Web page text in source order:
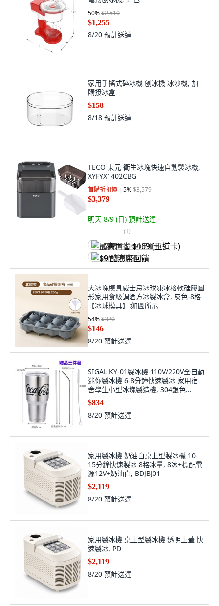
50%$2,510
$1,255
8/20 預計送達
家用手搖式碎冰機 刨冰機 冰沙機, 加
購接冰盒
$158
8/18 預計送達
TECO 東元 衛生冰塊快速自動製冰機,
XYFYX1402CBG
首購折扣價 5%$3,579
$3,379
明天 8/9 (日) 預計送達
(1)
最高再省 $169 (王道卡)
$9 酷澎幣回饋
大冰塊模具威士忌冰球凍冰格軟硅膠圓
形家用食級調酒方冰製冰盒, 灰色-8格
【冰球模具】:如圖所示
54%$320
$146
8/20 預計送達
SIGAL KY-01製冰機 110V/220V全自動
迷你製冰機 6-8分鐘快速製冰 家用宿
舍學生小型冰塊製造機, 304銀色
900ML可樂杯+吸管
$834
8/20 預計送達
家用製冰機 奶油白桌上型製冰機 10-
15分鐘快速製冰 8格冰量, 8冰+標配電
源12V+奶油白, BDJBJ01
$2,119
8/20 預計送達
家用製冰機 桌上型製冰機 透明上蓋 快
速製冰, PD
$2,119
8/20 預計送達